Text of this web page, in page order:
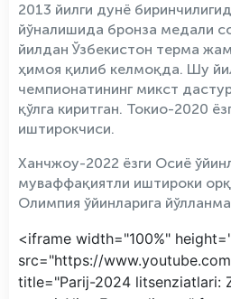
2013 йилги дунё
йўналишида бронза медали
йилдан Ўзбекистон терма
ҳимоя қилиб келмоқда. Шу
чемпионатининг микст
қўлга киритган. Токио-2020
иштирокчиси.
Ханчжоу-2022 ёзги Осиё
муваффақиятли иштироки
Олимпия ўйинларига
<iframe width="100%"
src="https://
title="Parij-2024 litsenziatlari: